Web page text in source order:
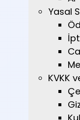
Yasal
KVKK